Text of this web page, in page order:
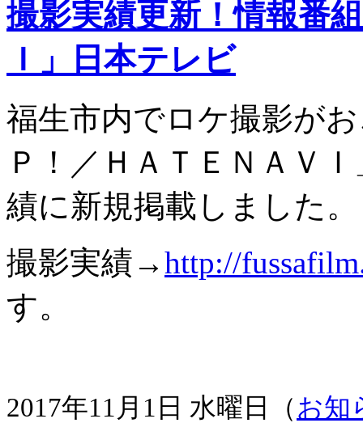
撮影実績更新！情報番
Ｉ」日本テレビ
福生市内でロケ撮影が
Ｐ！／ＨＡＴＥＮＡＶ
績に新規掲載しました。
撮影実績→http://
す。
2017年11月1日 水曜日（お知